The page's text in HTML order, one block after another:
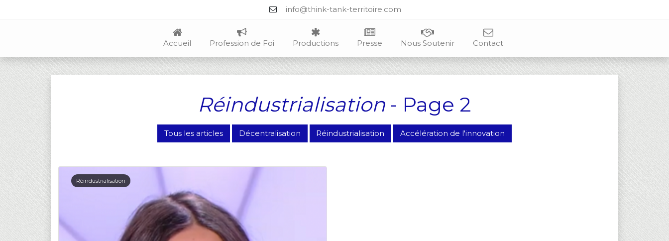
info@think-tank-territoire.com
Accueil Profession de Foi Productions Presse Nous Soutenir Contact
Réindustrialisation - Page 2
Tous les articles Décentralisation Réindustrialisation Accélération de l'innovation
Réindustrialisation